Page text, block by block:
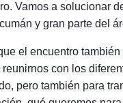
Vamos a solucionar
y gran parte del
el encuentro
reunirnos con los
pero también para